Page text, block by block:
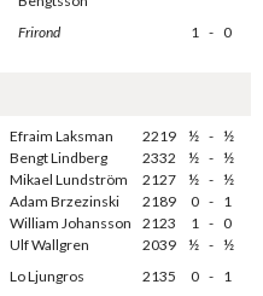
Frirond 1 - 0
Efraim Laksman 2219 ½ - ½
Bengt Lindberg 2332 ½ - ½
Mikael Lundström 2127 ½ - ½
Adam Brzezinski 2189 0 - 1
William Johansson 2123 1 - 0
Ulf Wallgren 2039 ½ - ½
Lo Ljungros 2135 0 - 1